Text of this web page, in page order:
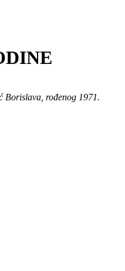
Borislava, rođenog 1971.